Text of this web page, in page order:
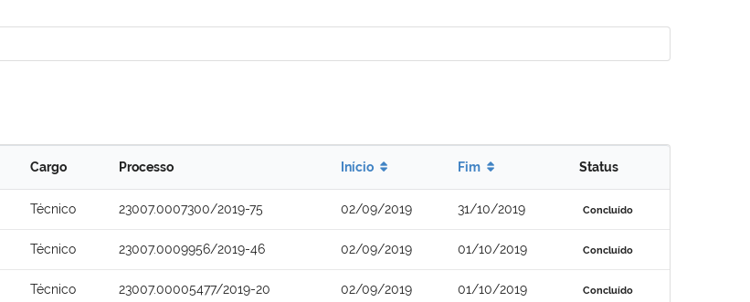
Cargo Processo Início Fim Status
Técnico 23007.0007300/2019-75 02/09/2019 31/10/2019 Concluído
Técnico 23007.0009956/2019-46 02/09/2019 01/10/2019 Concluído
Técnico 23007.00005477/2019-20 02/09/2019 01/10/2019 Concluído